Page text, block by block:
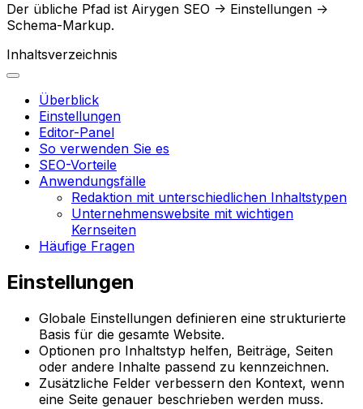
Der übliche Pfad ist Airygen SEO -> Einstellungen ->
Schema-Markup.
Inhaltsverzeichnis
Überblick
Einstellungen
Editor-Panel
So verwenden Sie es
SEO-Vorteile
Anwendungsfälle
Redaktion mit unterschiedlichen Inhaltstypen
Unternehmenswebsite mit wichtigen
Kernseiten
Häufige Fragen
Einstellungen
Globale Einstellungen definieren eine strukturierte
Basis für die gesamte Website.
Optionen pro Inhaltstyp helfen, Beiträge, Seiten
oder andere Inhalte passend zu kennzeichnen.
Zusätzliche Felder verbessern den Kontext, wenn
eine Seite genauer beschrieben werden muss.